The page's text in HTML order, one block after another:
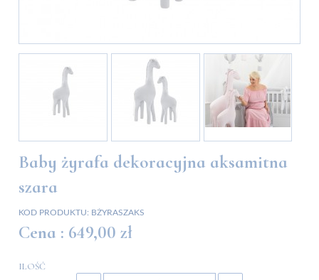
Baby żyrafa dekoracyjna aksamitna
szara
KOD PRODUKTU: BŻYRASZAKS
Cena : 649,00 zł
ILOŚĆ